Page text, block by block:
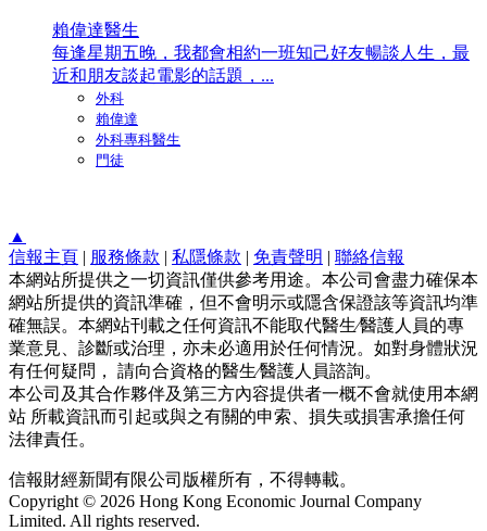
賴偉達醫生
每逢星期五晚，我都會相約一班知己好友暢談人生，最
近和朋友談起電影的話題，...
外科
賴偉達
外科專科醫生
門徒
▲
信報主頁 | 服務條款 | 私隱條款 | 免責聲明 | 聯絡信報
本網站所提供之一切資訊僅供參考用途。本公司會盡力確保本
網站所提供的資訊準確，但不會明示或隱含保證該等資訊均準
確無誤。本網站刊載之任何資訊不能取代醫生∕醫護人員的專
業意見、診斷或治理，亦未必適用於任何情況。如對身體狀況
有任何疑問， 請向合資格的醫生∕醫護人員諮詢。
本公司及其合作夥伴及第三方內容提供者一概不會就使用本網
站 所載資訊而引起或與之有關的申索、損失或損害承擔任何
法律責任。
信報財經新聞有限公司版權所有，不得轉載。
Copyright © 2026 Hong Kong Economic Journal Company
Limited. All rights reserved.